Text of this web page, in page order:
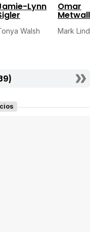
Lynn
Walsh
Omar
Mark